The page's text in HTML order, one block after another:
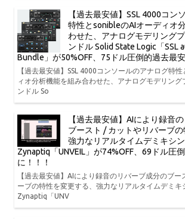
【過去最安値】SSL 4000コン
特性とsonibleのAIオーディオ
わせた、アナログモデリング
ンドル Solid State Logic「SSL
Bundle」が50%OFF、75ドル圧倒的過去最安
【過去最安値】SSL 4000コンソールのアナログ特
ィオ分析機能を組み合わせた、アナログモデリング
ンドル So
【過去最安値】AIにより録音
ブースト / カットやリバーブの
強力なリアルタイムデミキシ
Zynaptiq「UNVEIL」が74%OFF、69ドル圧
に！！！
【過去最安値】AIにより録音のリバーブ成分のブ
ーブの特性を変更する、強力なリアルタイムデミキ
Zynaptiq「UNV